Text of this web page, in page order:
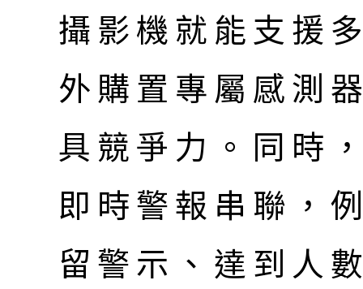
攝影機就能支援
外購置專屬感測
具競爭力。同時
即時警報串聯，
留警示、達到人